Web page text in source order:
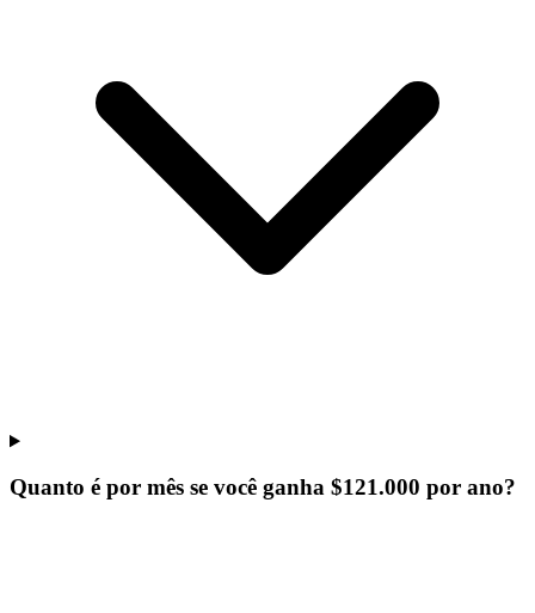
Quanto é por mês se você ganha $121.000 por ano?